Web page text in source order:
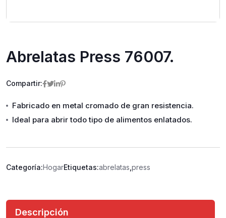
Abrelatas Press 76007.
Compartir:
Fabricado en metal cromado de gran resistencia.
Ideal para abrir todo tipo de alimentos enlatados.
Categoría:HogarEtiquetas:abrelatas press
Descripción